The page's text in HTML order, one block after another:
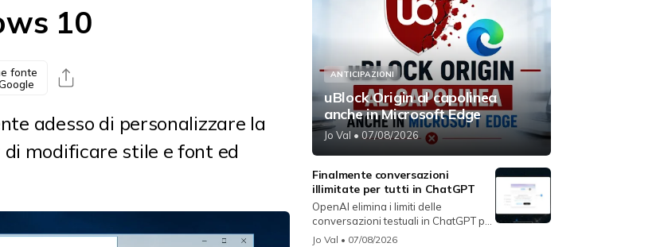
10
fonte
adesso di personalizzare la
modificare stile e font ed
ANTICIPAZIONI
uBlock Origin al capolinea
anche in Microsoft Edge
Jo Val • 07/08/2026
Finalmente conversazioni
illimitate per tutti in ChatGPT
OpenAI elimina i limiti delle
conversazioni testuali in ChatGPT per
i...
Jo Val • 07/08/2026